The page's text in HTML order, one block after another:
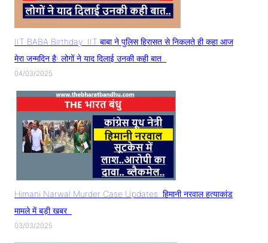
IIT BABA Birthday: IIT बाबा ने पुलिस हिरासत से निकलते ही कहा आज
मेरा जन्मदिन है! लोगों ने याद दिलाई उनकी कही बात..
04/03/2025
Himani Narwal Murder Case Updates: हिमानी नरवाल हत्याकांड
मामले में बड़ी खबर..
03/03/2025